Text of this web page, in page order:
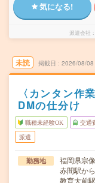
気になる!
派遣会社
未読 掲載日 2026/08/08
〈カンタン作
DMの仕分け
職種未経験OK 交通
派遣
勤務地
福岡県宗
赤間駅か
教育大前